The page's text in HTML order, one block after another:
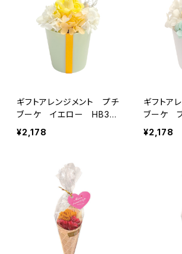
ギフトアレンジメント プチ
ブーケ イエロー HB349
30
¥2,178
ギフトア
ブーケ
0
¥2,178